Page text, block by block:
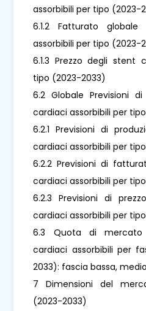
assorbibili per tipo (2023-
6.1.2 Fatturato
assorbibili per tipo (2023-
6.1.3 Prezzo degli stent
tipo (2023-2033)
6.2 Globale Previsioni
cardiaci assorbibili per
6.2.1 Previsioni di
cardiaci assorbibili per
6.2.2 Previsioni di
cardiaci assorbibili per
6.2.3 Previsioni di
cardiaci assorbibili per
6.3 Quota di
cardiaci assorbibili per
2033): fascia bassa,
7 Dimensioni del
(2023-2033)